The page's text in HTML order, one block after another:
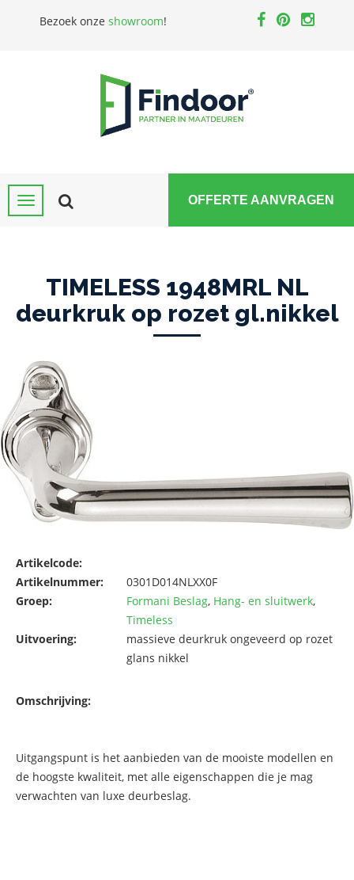
Bezoek onze showroom!
OFFERTE AANVRAGEN
TIMELESS 1948MRL NL
deurkruk op rozet gl.nikkel
Artikelcode:
Artikelnummer:
0301D014NLXX0F
Groep:
Formani Beslag, Hang- en sluitwerk,
Timeless
Uitvoering:
massieve deurkruk ongeveerd op rozet
glans nikkel
Omschrijving:
Uitgangspunt is het aanbieden van de mooiste modellen en
de hoogste kwaliteit, met alle eigenschappen die je mag
verwachten van luxe deurbeslag.